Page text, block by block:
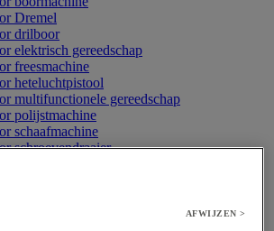
Dremel
drilboor
elektrisch gereedschap
freesmachine
heteluchtpistool
multifunctionele gereedschap
polijstmachine
schaafmachine
schroevendraaier
AFWIJZEN >